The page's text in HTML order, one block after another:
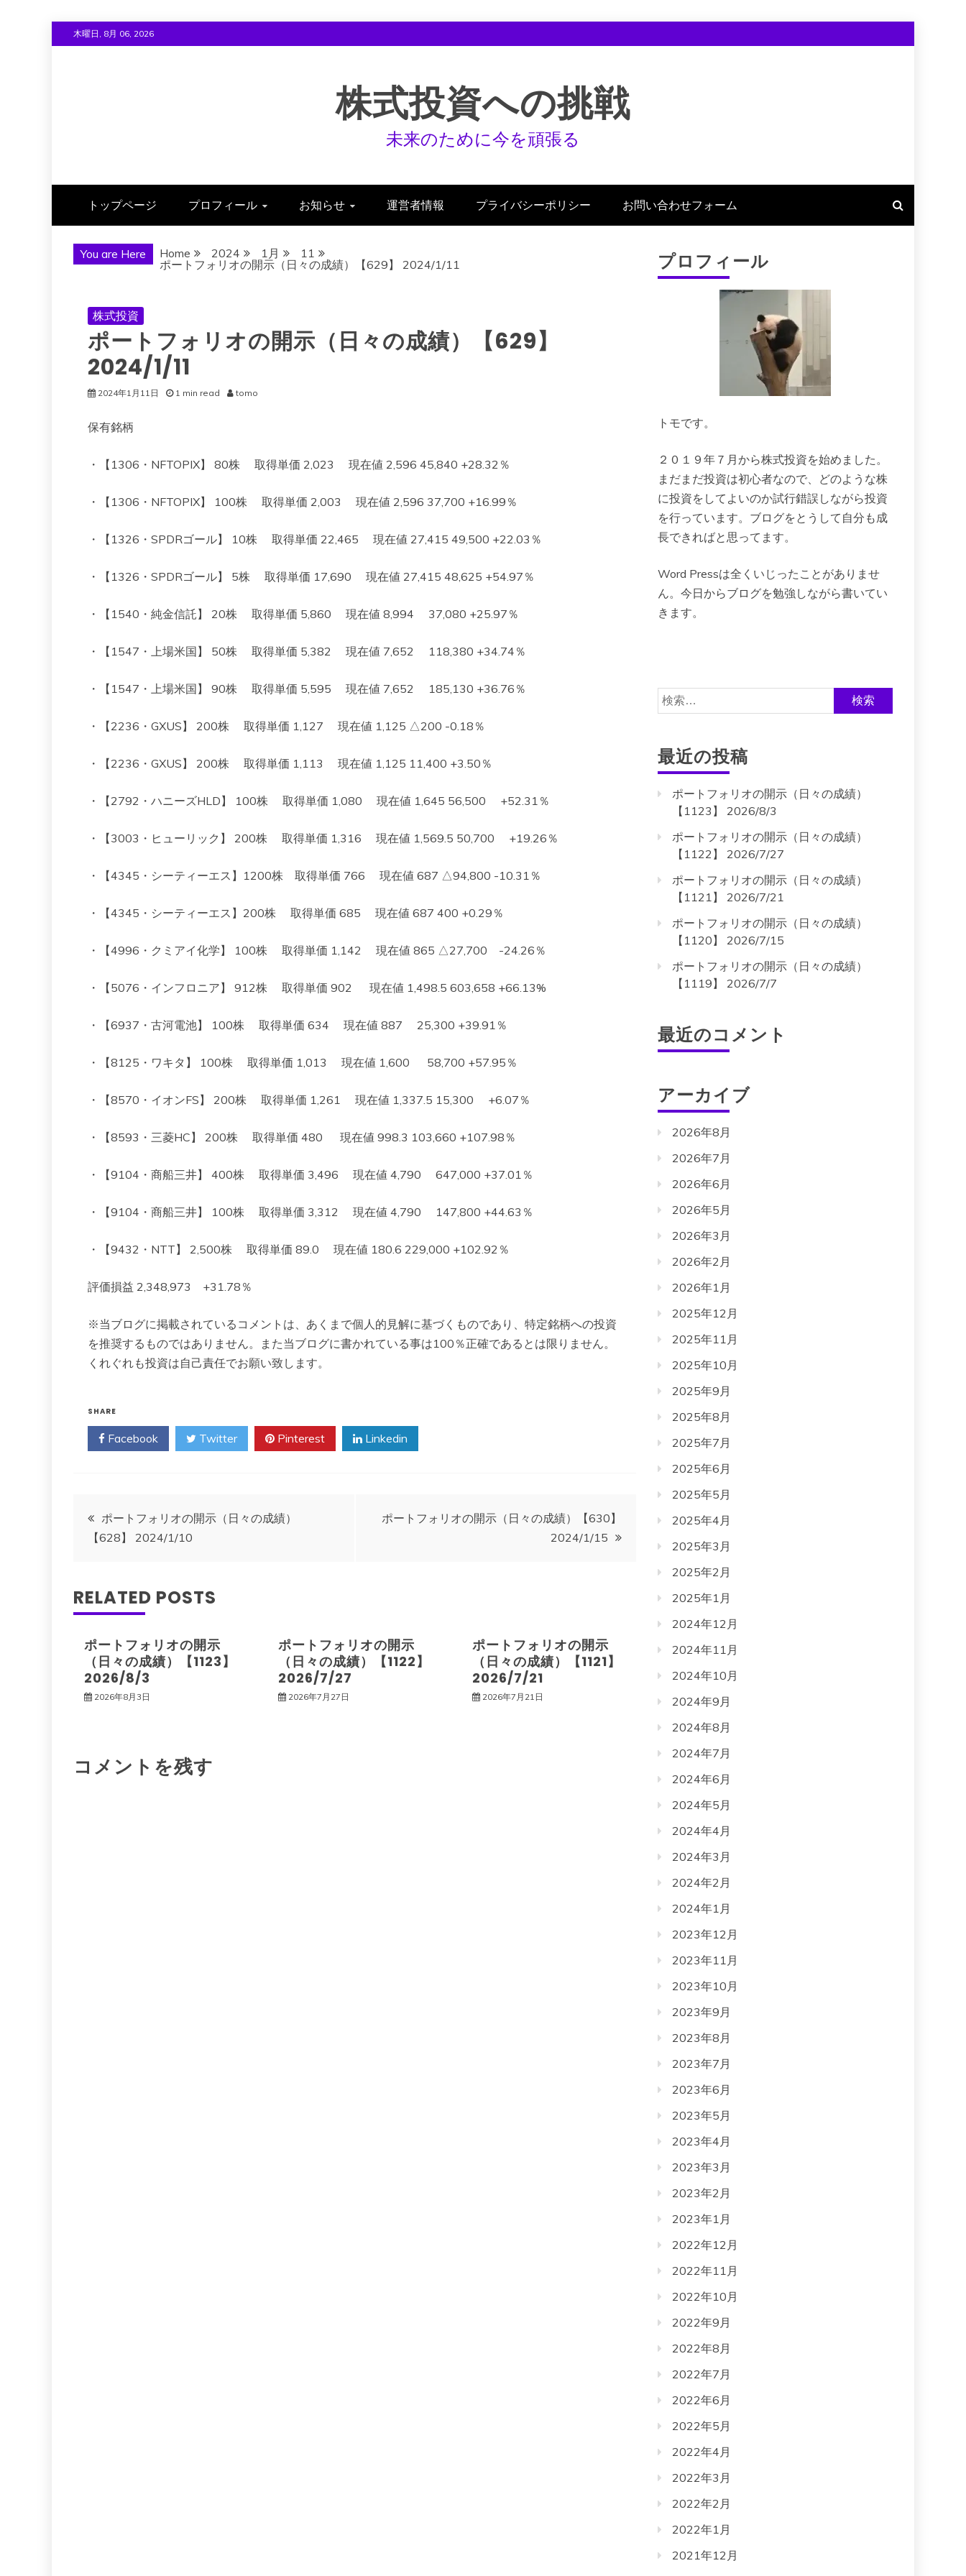
to
木曜日, 8月 06, 2026
株式投資への挑戦
未来のために今を頑張る
トップページ プロフィール お知らせ 運営者情報 プライバシーポリシー お問い合わせフォーム
You are Here Home 2024 1月
11
ポートフォリオの開示（日々の成績）【629】 2024/1/11
株式投資
ポートフォリオの開示（日々の成績）【629】
2024/1/11
2024年1月11日 1 min read tomo
保有銘柄
・【1306・NFTOPIX】 80株 取得単価 2,023 現在値 2,596 45,840 +28.32％
・【1306・NFTOPIX】 100株 取得単価 2,003 現在値 2,596 37,700 +16.99％
・【1326・SPDRゴール】 10株 取得単価 22,465 現在値 27,415 49,500 +22.03％
・【1326・SPDRゴール】 5株 取得単価 17,690 現在値 27,415 48,625 +54.97％
・【1540・純金信託】 20株 取得単価 5,860 現在値 8,994 37,080 +25.97％
・【1547・上場米国】 50株 取得単価 5,382 現在値 7,652 118,380 +34.74％
・【1547・上場米国】 90株 取得単価 5,595 現在値 7,652 185,130 +36.76％
・【2236・GXUS】 200株 取得単価 1,127 現在値 1,125 △200 -0.18％
・【2236・GXUS】 200株 取得単価 1,113 現在値 1,125 11,400 +3.50％
・【2792・ハニーズHLD】 100株 取得単価 1,080 現在値 1,645 56,500 +52.31％
・【3003・ヒューリック】 200株 取得単価 1,316 現在値 1,569.5 50,700 +19.26％
・【4345・シーティーエス】1200株 取得単価 766 現在値 687 △94,800 -10.31％
・【4345・シーティーエス】200株 取得単価 685 現在値 687 400 +0.29％
・【4996・クミアイ化学】 100株 取得単価 1,142 現在値 865 △27,700 -24.26％
・【5076・インフロニア】 912株 取得単価 902 現在値 1,498.5 603,658 +66.13%
・【6937・古河電池】 100株 取得単価 634 現在値 887 25,300 +39.91％
・【8125・ワキタ】 100株 取得単価 1,013 現在値 1,600 58,700 +57.95％
・【8570・イオンFS】 200株 取得単価 1,261 現在値 1,337.5 15,300 +6.07％
・【8593・三菱HC】 200株 取得単価 480 現在値 998.3 103,660 +107.98％
・【9104・商船三井】 400株 取得単価 3,496 現在値 4,790 647,000 +37.01％
・【9104・商船三井】 100株 取得単価 3,312 現在値 4,790 147,800 +44.63％
・【9432・NTT】 2,500株 取得単価 89.0 現在値 180.6 229,000 +102.92％
評価損益 2,348,973 +31.78％
※当ブログに掲載されているコメントは、あくまで個人的見解に基づくものであり、特定銘柄への投資
を推奨するものではありません。また当ブログに書かれている事は100％正確であるとは限りません。
くれぐれも投資は自己責任でお願い致します。
SHARE
Facebook Twitter Pinterest Linkedin
投
稿
ナ
ゲ
ー
ョ
ポートフォリオの開示（日々の成績）
【628】 2024/1/10
ポートフォリオの開示（日々の成績）【630】
2024/1/15
RELATED POSTS
ポートフォリオの開示
（日々の成績）【1123】
2026/8/3
2026年8月3日
ポートフォリオの開示
（日々の成績）【1122】
2026/7/27
2026年7月27日
ポートフォリオの開示
（日々の成績）【1121】
2026/7/21
2026年7月21日
コメントを残す
プロフィール
トモです。
２０１９年７月から株式投資を始めました。
まだまだ投資は初心者なので、どのような株
に投資をしてよいのか試行錯誤しながら投資
を行っています。ブログをとうして自分も成
長できればと思ってます。
Word Pressは全くいじったことがありませ
ん。今日からブログを勉強しながら書いてい
きます。
検
索:
最近の投稿
ポートフォリオの開示（日々の成績）
【1123】 2026/8/3
ポートフォリオの開示（日々の成績）
【1122】 2026/7/27
ポートフォリオの開示（日々の成績）
【1121】 2026/7/21
ポートフォリオの開示（日々の成績）
【1120】 2026/7/15
ポートフォリオの開示（日々の成績）
【1119】 2026/7/7
最近のコメント
アーカイブ
2026年8月
2026年7月
2026年6月
2026年5月
2026年3月
2026年2月
2026年1月
2025年12月
2025年11月
2025年10月
2025年9月
2025年8月
2025年7月
2025年6月
2025年5月
2025年4月
2025年3月
2025年2月
2025年1月
2024年12月
2024年11月
2024年10月
2024年9月
2024年8月
2024年7月
2024年6月
2024年5月
2024年4月
2024年3月
2024年2月
2024年1月
2023年12月
2023年11月
2023年10月
2023年9月
2023年8月
2023年7月
2023年6月
2023年5月
2023年4月
2023年3月
2023年2月
2023年1月
2022年12月
2022年11月
2022年10月
2022年9月
2022年8月
2022年7月
2022年6月
2022年5月
2022年4月
2022年3月
2022年2月
2022年1月
2021年12月